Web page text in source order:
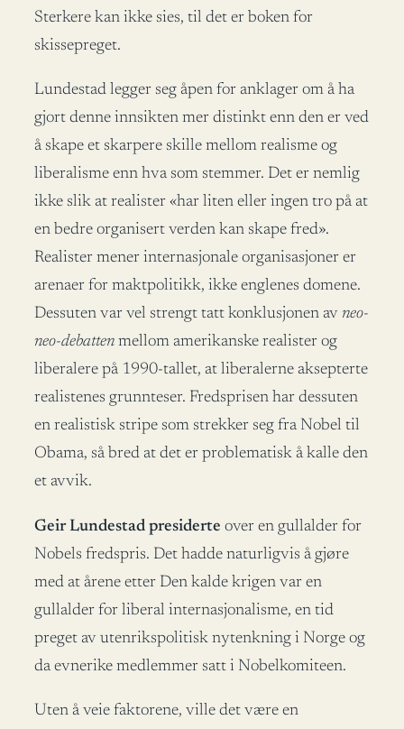
Sterkere kan ikke sies, til det er boken for
skissepreget.
Lundestad legger seg åpen for anklager om å ha
gjort denne innsikten mer distinkt enn den er ved
å skape et skarpere skille mellom realisme og
liberalisme enn hva som stemmer. Det er nemlig
ikke slik at realister «har liten eller ingen tro på at
en bedre organisert verden kan skape fred».
Realister mener internasjonale organisasjoner er
arenaer for maktpolitikk, ikke englenes domene.
Dessuten var vel strengt tatt konklusjonen av neo-
neo-debatten mellom amerikanske realister og
liberalere på 1990-tallet, at liberalerne aksepterte
realistenes grunnteser. Fredsprisen har dessuten
en realistisk stripe som strekker seg fra Nobel til
Obama, så bred at det er problematisk å kalle den
et avvik.
Geir Lundestad presiderte over en gullalder for
Nobels fredspris. Det hadde naturligvis å gjøre
med at årene etter Den kalde krigen var en
gullalder for liberal internasjonalisme, en tid
preget av utenrikspolitisk nytenkning i Norge og
da evnerike medlemmer satt i Nobelkomiteen.
Uten å veie faktorene, ville det være en